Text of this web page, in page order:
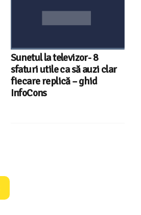
Sunetul la televizor- 8
sfaturi utile ca să auzi clar
fiecare replică – ghid
InfoCons